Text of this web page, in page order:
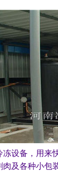
设备，用
及各种小